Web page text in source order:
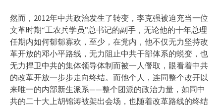
然而，2012年中共政治发生了转变，李克强被迫充当一位
文革时期“工农兵学员”总书记的副手，无论他的十年总理
任期内如何郁郁寡欢，至少，在党内，他不仅无力坚持改
革开放的邓小平路线，无力阻止中共干部体系的蜕变，也
无力捍卫中共的集体领导体制而被一人僭取，眼看着中共
的改革开放一步步走向终结。而他个人，连同整个改开以
来唯一的内部新生派系——整个团派的政治力量，如同中
共的二十大上胡锦涛被架出会场，也随着改革路线的终结